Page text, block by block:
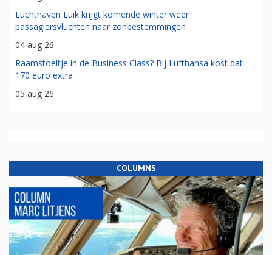
Luchthaven Luik krijgt komende winter weer
passagiersvluchten naar zonbestemmingen
04 aug 26
Raamstoeltje in de Business Class? Bij Lufthansa kost dat
170 euro extra
05 aug 26
COLUMNS